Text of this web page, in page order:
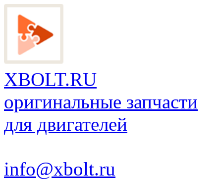
XBOLT.RU
оригинальные запчасти
для двигателей
info@xbolt.ru